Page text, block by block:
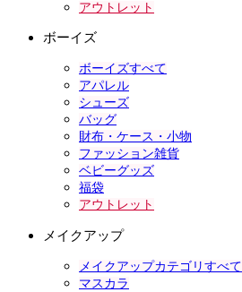
アウトレット
ボーイズ
ボーイズすべて
アパレル
シューズ
バッグ
財布・ケース・小物
ファッション雑貨
ベビーグッズ
福袋
アウトレット
メイクアップ
メイクアップカテゴリすべて
マスカラ